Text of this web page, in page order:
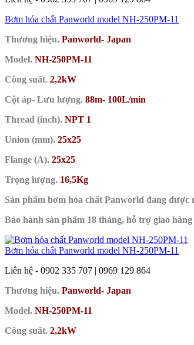
Bơm hóa chất Panworld model NH-250PM-11
Thương hiệu. Panworld- Japan
Model. NH-250PM-11
Công suất. 2,2kW
Cột áp- Lưu lượng. 88m- 100L/min
Thread (inch). NPT 1
Union (mm). 25x25
Flange (A). 25x25
Trọng lượng. 16,5Kg
Sản phẩm bơm hóa chất Panworld đang
Bảo hành sản phẩm 18 tháng, hỗ trợ giao
Bơm hóa chất Panworld model NH-250PM-11
Liên hệ - 0902 335 707 | 0969 129 864
Thương hiệu. Panworld- Japan
Model. NH-250PM-11
Công suất. 2,2kW